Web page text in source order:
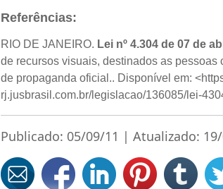
Referências:
RIO DE JANEIRO. Lei nº 4.304 de 07 de
de recursos visuais, destinados as
de propaganda oficial.. Disponível em:
rj.jusbrasil.com.br/legislacao/136085/lei-
Publicado: 05/09/11 | Atualizado: